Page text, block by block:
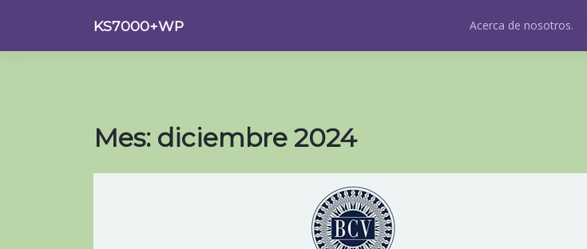
contenido
KS7000+WP Acerca de nosotros.
Mes: diciembre 2024